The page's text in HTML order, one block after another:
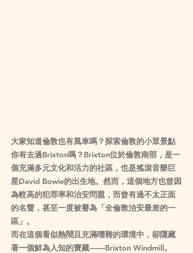
大家知道倫敦也有風車嗎？探索倫敦的小眾景點
你有去過Brixton嗎？Brixton位於倫敦南部，是一
個充滿多元文化和活力的社區，也是搖滾音樂巨
星David Bowie的出生地。然而，這個地方也曾因
為較高的犯罪率和治安問題，而曾有過不太正面
的名聲，甚至一度被譽為「全倫敦治安最差的一
區」。
而在這個看似熱鬧且充滿嘈雜的環境中，卻隱藏
著一個鮮為人知的寶藏——Brixton Windmill。